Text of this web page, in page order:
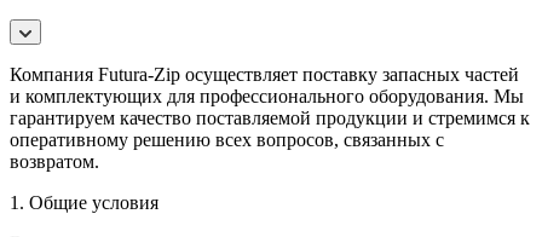
Компания Futura-Zip осуществляет поставку запасных частей
и комплектующих для профессионального оборудования. Мы
гарантируем качество поставляемой продукции и стремимся к
оперативному решению всех вопросов, связанных с
возвратом.
1. Общие условия